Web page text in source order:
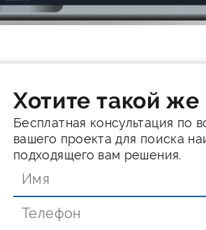
Хотите такой же
Бесплатная консультация по
вашего проекта для поиска
подходящего вам решения.